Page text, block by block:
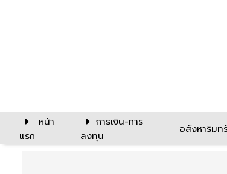
หน้า
แรก
การเงิน-การ
ลงทุน
อสังหาริม